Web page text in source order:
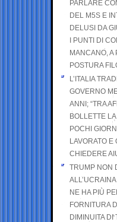
PARLARE
DEL M5S E
DELUSI DA
I PUNTI DI
MANCANO, A
POSTURA
L’ITALIA
GOVERNO
ANNI; “TRA
BOLLETTE
POCHI
LAVORATO E
CHIEDERE
TRUMP NON
NE HA PIÙ
FORNITURA
DIMINUITA DI